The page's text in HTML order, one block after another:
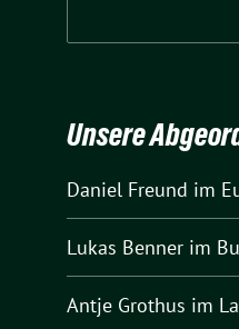
Unsere
Daniel Freund im
Lukas Benner im
Antje Grothus im